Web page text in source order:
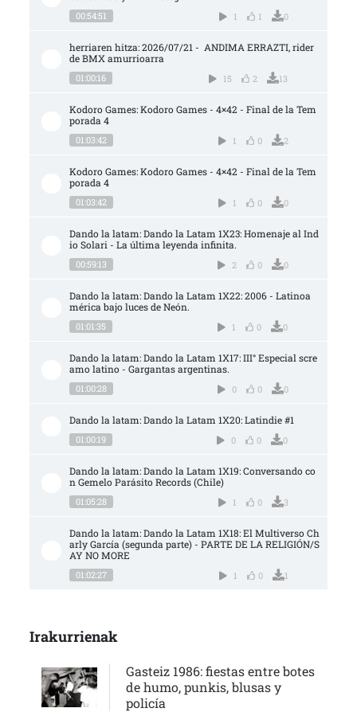
00:54:51 1 1 0
herriaren hitza: 2026/07/21 -  ANDIMA ERRAZTI, rider
de BMX amurrioarra
01:00:16 15 2 13
Kodoro Games: Kodoro Games - 4×42 - Final de la Tem
porada 4
01:03:42 1 0 2
Kodoro Games: Kodoro Games - 4×42 - Final de la Tem
porada 4
01:03:42 1 0 0
Dando la latam: Dando la Latam 1X23: Homenaje al Ind
io Solari - La última leyenda infinita.
00:59:13 2 0 0
Dando la latam: Dando la Latam 1X22: 2006 - Latinoa
mérica bajo luces de Neón.
01:01:35 1 0 0
Dando la latam: Dando la Latam 1X17: III° Especial scre
amo latino - Gargantas argentinas.
01:00:28 0 0 0
Dando la latam: Dando la Latam 1X20: Latindie #1
01:00:19 0 0 0
Dando la latam: Dando la Latam 1X19: Conversando co
n Gemelo Parásito Records (Chile)
01:05:28 1 0 3
Dando la latam: Dando la Latam 1X18: El Multiverso Ch
arly García (segunda parte) - PARTE DE LA RELIGIÓN/S
AY NO MORE
01:02:27 1 0 1
Irakurrienak
Gasteiz 1986: fiestas entre botes
de humo, punkis, blusas y
policía